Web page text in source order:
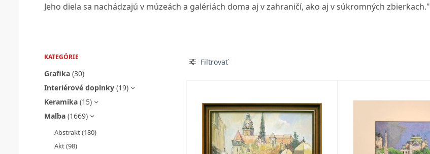
Jeho diela sa nachádzajú v múzeách a galériách doma aj v zahraničí, ako aj v súkromných zbierkach."
KATEGÓRIE
Grafika (30)
Interiérové doplnky (19)
Keramika (15)
Maľba (1669)
Abstrakt(180)
Akt(98)
Filtrovať